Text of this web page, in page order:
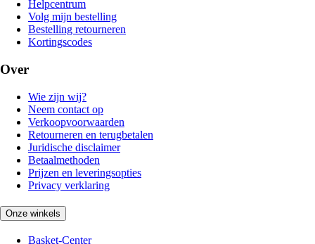
Helpcentrum
Volg mijn bestelling
Bestelling retourneren
Kortingscodes
Over
Wie zijn wij?
Neem contact op
Verkoopvoorwaarden
Retourneren en terugbetalen
Juridische disclaimer
Betaalmethoden
Prijzen en leveringsopties
Privacy verklaring
Onze winkels
Basket-Center